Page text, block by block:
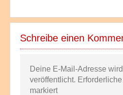
Schreibe einen
Deine E-Mail-Adresse
veröffentlicht.
markiert